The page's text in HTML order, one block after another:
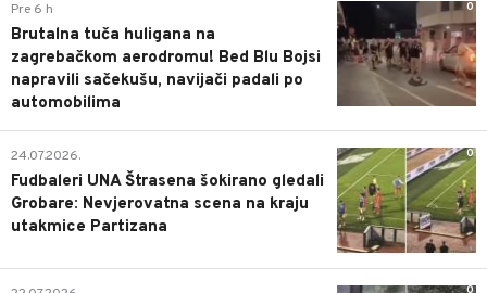
0
Pre 6 h
Brutalna tuča huligana na
zagrebačkom aerodromu! Bed Blu Bojsi
napravili sačekušu, navijači padali po
automobilima
0
24.07.2026.
Fudbaleri UNA Štrasena šokirano gledali
Grobare: Nevjerovatna scena na kraju
utakmice Partizana